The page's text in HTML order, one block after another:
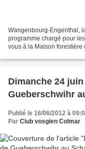
Wangenbourg-Engenthal,
programme chargé pour
vous à la Maison forestière
Dimanche 24
Gueberschwihr
Publié le 16/06/2012 à
Par Club vosgien Colmar